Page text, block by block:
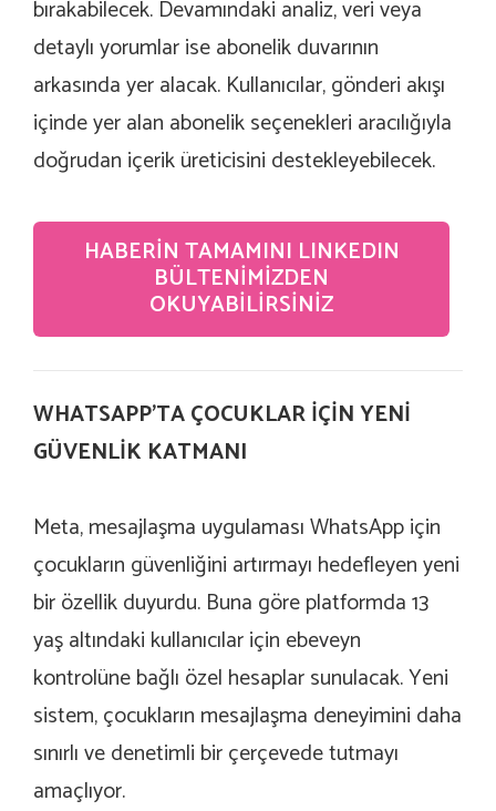
bırakabilecek. Devamındaki analiz, veri veya
detaylı yorumlar ise abonelik duvarının
arkasında yer alacak. Kullanıcılar, gönderi akışı
içinde yer alan abonelik seçenekleri aracılığıyla
doğrudan içerik üreticisini destekleyebilecek.
HABERIN TAMAMINI LINKEDIN
BÜLTENIMIZDEN
OKUYABILIRSINIZ
WHATSAPP’TA ÇOCUKLAR İÇİN YENİ
GÜVENLİK KATMANI
Meta, mesajlaşma uygulaması WhatsApp için
çocukların güvenliğini artırmayı hedefleyen yeni
bir özellik duyurdu. Buna göre platformda 13
yaş altındaki kullanıcılar için ebeveyn
kontrolüne bağlı özel hesaplar sunulacak. Yeni
sistem, çocukların mesajlaşma deneyimini daha
sınırlı ve denetimli bir çerçevede tutmayı
amaçlıyor.